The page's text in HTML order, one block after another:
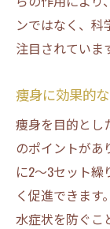
ンではなく、科
注目されていま
痩身に効果的
痩身を目的とし
のポイントがあ
に2～3セット
く促進できます
水症状を防ぐこ